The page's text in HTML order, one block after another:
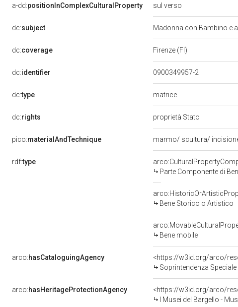
a-dd:positionInComplexCulturalProperty sul verso
dc:subject Madonna con Bambino e
dc:coverage Firenze (FI)
dc:identifier 0900349957-2
dc:type matrice
dc:rights proprietà Stato
pico:materialAndTechnique marmo/ scultura/
rdf:type
Parte Componente di
Bene Storico o Artistico
Bene mobile
arco:hasCataloguingAgency
<https://w3id.org/arco/
Soprintendenza
arco:hasHeritageProtectionAgency
<https://w3id.org/arco/
I Musei del Bargello -